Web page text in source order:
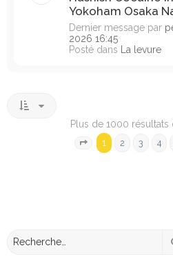
Yokoham Osaka
Dernier message par
2026 16:45
Posté dans La levure
Plus de 1000 résultats
Page1 sur 40
1 2 3 4